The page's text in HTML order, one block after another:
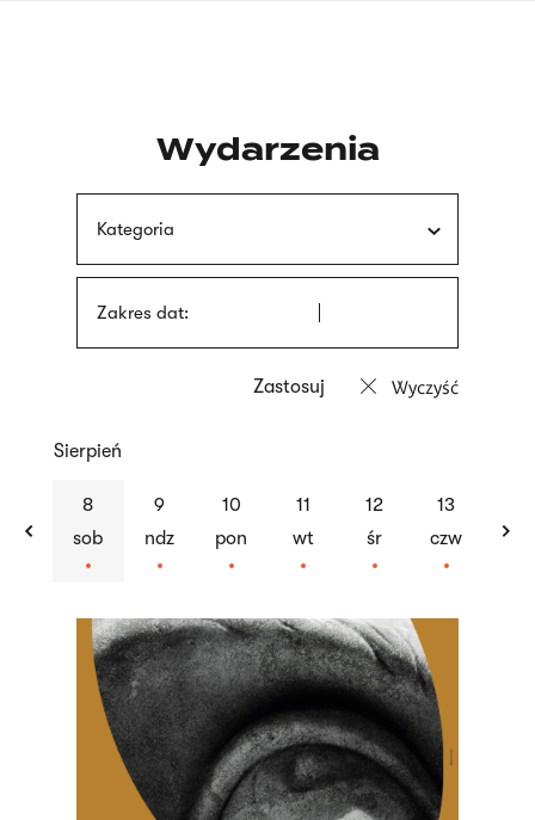
Wydarzenia
Kategoria
Zakres dat:
Wyczyść
previous
Sierpień
8
sob
9
ndz
10
pon
11
wt
12
śr
13
czw
artykułów